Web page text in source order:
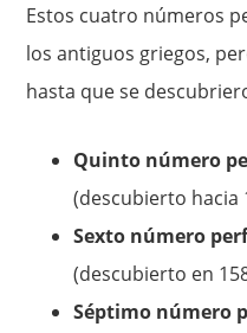
Estos cuatro números
los antiguos griegos,
hasta que se
Quinto
(descubierto hacia
Sexto número
(descubierto en
Séptimo número